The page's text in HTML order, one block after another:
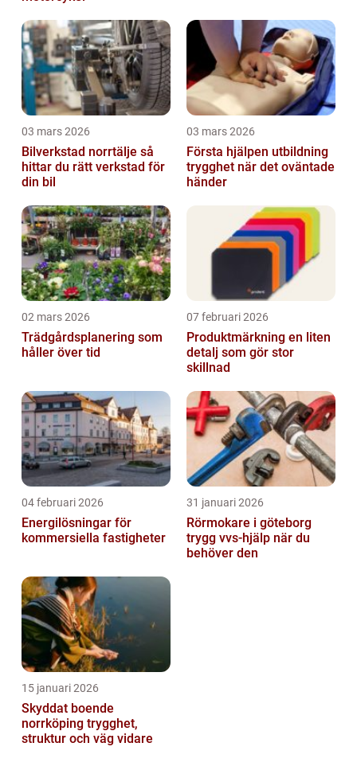
03 mars 2026
Bilverkstad norrtälje så
hittar du rätt verkstad för
din bil
03 mars 2026
Första hjälpen utbildning
trygghet när det oväntade
händer
02 mars 2026
Trädgårdsplanering som
håller över tid
07 februari 2026
Produktmärkning en liten
detalj som gör stor
skillnad
04 februari 2026
Energilösningar för
kommersiella fastigheter
31 januari 2026
Rörmokare i göteborg
trygg vvs-hjälp när du
behöver den
15 januari 2026
Skyddat boende
norrköping trygghet,
struktur och väg vidare